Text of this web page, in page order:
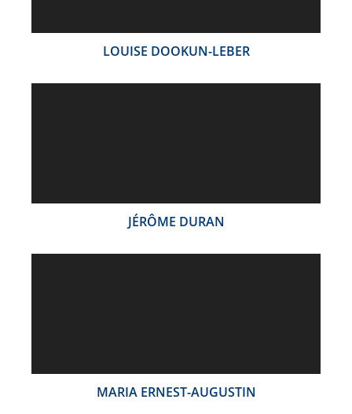
LOUISE DOOKUN-LEBER
JÉRÔME DURAN
MARIA ERNEST-AUGUSTIN